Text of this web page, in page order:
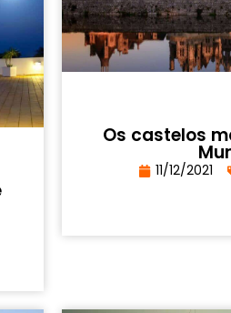
Os castelos
11/12/2021